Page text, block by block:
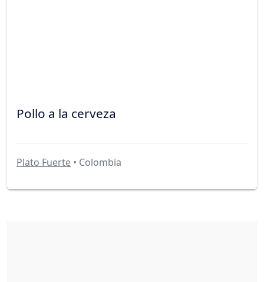
Pollo a la cerveza
Plato Fuerte • Colombia